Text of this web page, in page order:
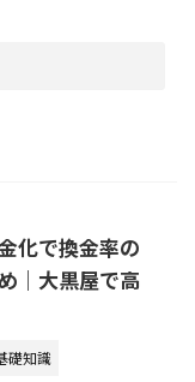
化で換金率の
｜大黒屋で高
礎知識